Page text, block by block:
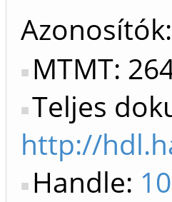
Azonosítók
MTMT:
Teljes
http://
Handle: